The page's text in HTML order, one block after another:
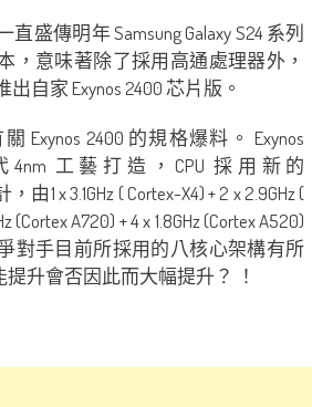
盛傳明年 Samsung Galaxy S24 系列
，意味著除了採用高通處理器外，
自家 Exynos 2400 芯片版。
Exynos 2400 的規格爆料。 Exynos
4nm 工藝打造，CPU 採用新的
由1 x 3.1GHz ( Cortex-X4) + 2 x 2.9GHz (
(Cortex A720) + 4 x 1.8GHz (Cortex A520)
對手目前所採用的八核心架構有所
提升會否因此而大幅提升？ ！